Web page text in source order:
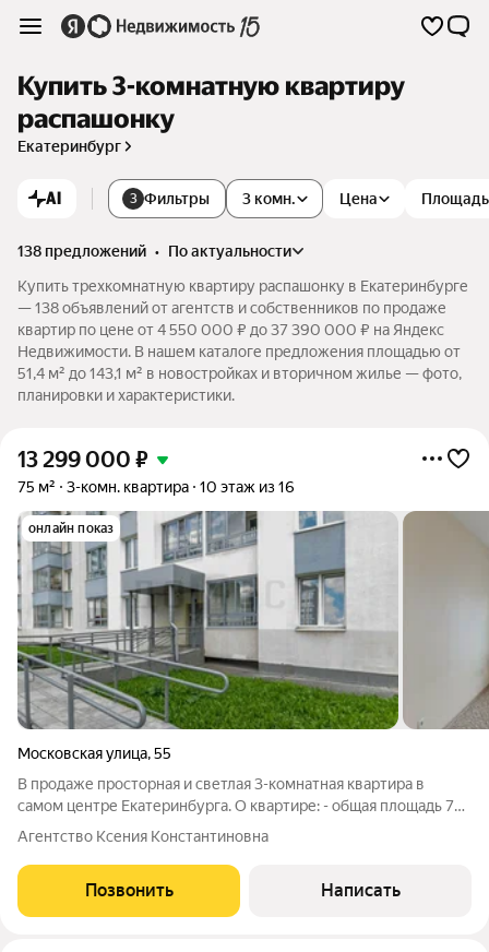
Купить 3-комнатную квартиру
распашонку
Екатеринбург
AI 3 Фильтры 3 комн. Цена Площадь
138 предложений •
по актуальности
Купить трехкомнатную квартиру распашонку в Екатеринбурге
— 138 объявлений от агентств и собственников по продаже
квартир по цене от 4 550 000 ₽ до 37 390 000 ₽ на Яндекс
Недвижимости. В нашем каталоге предложения площадью от
51,4 м² до 143,1 м² в новостройках и вторичном жилье — фото,
планировки и характеристики.
13 299 000 ₽
75 м² 3-комн. квартира 10 этаж из 16
онлайн показ
Московская улица,55
В продаже просторная и светлая 3-комнатная квартира в
самом центре Екатеринбурга. О квартире: - общая площадь 75
метров - имеет три изолированные комнаты и классическую
стороны) - имеет две лоджии
Агентство Ксения Константиновна
Позвонить Написать